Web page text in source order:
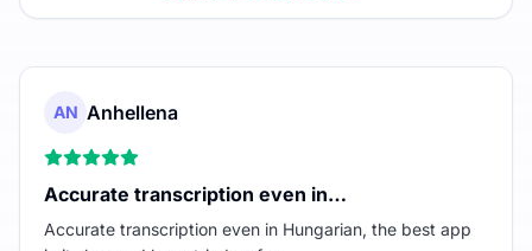
AN Anhellena
Accurate transcription even in…
Accurate transcription even in Hungarian, the best app